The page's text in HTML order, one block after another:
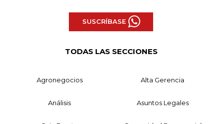
SUSCRÍBASE
TODAS LAS SECCIONES
Agronegocios Alta Gerencia
Análisis Asuntos Legales